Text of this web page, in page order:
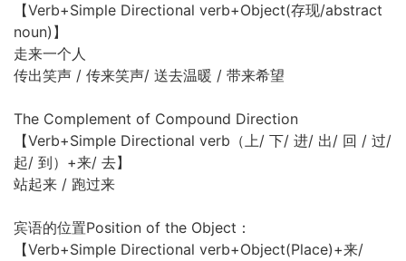
【Verb+Simple Directional verb+Object(存现/abstract
noun)】
走来一个人
传出笑声 / 传来笑声/ 送去温暖 / 带来希望
The Complement of Compound Direction
【Verb+Simple Directional verb（上/ 下/ 进/ 出/ 回 / 过/
起/ 到）+来/ 去】
站起来 / 跑过来
宾语的位置Position of the Object：
【Verb+Simple Directional verb+Object(Place)+来/